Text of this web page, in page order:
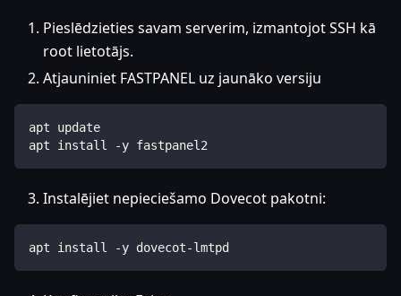
Pieslēdzieties savam serverim, izmantojot SSH kā
root lietotājs.
Atjauniniet FASTPANEL uz jaunāko versiju
apt update
apt install -y fastpanel2
Instalējiet nepieciešamo Dovecot pakotni:
apt install -y dovecot-lmtpd